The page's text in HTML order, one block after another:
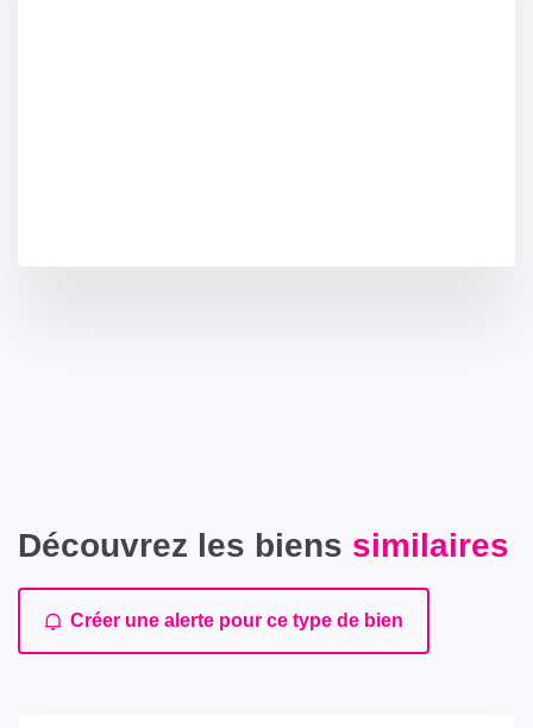
Découvrez les biens similaires
Créer une alerte pour ce type de bien